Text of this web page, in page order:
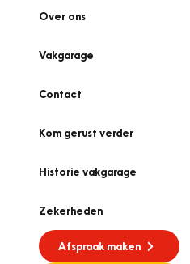
Over ons
Vakgarage
Contact
Kom gerust verder
Historie vakgarage
Zekerheden
Afspraak maken